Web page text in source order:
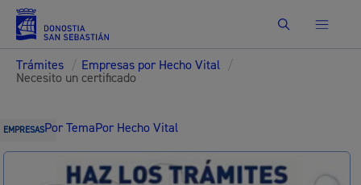
Buscar
Trámites / Empresas por Hecho Vital /
Necesito un certificado
EMPRESASPor TemaPor Hecho Vital